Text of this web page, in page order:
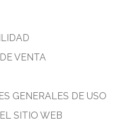
VENTA
GENERALES DE USO
SITIO WEB